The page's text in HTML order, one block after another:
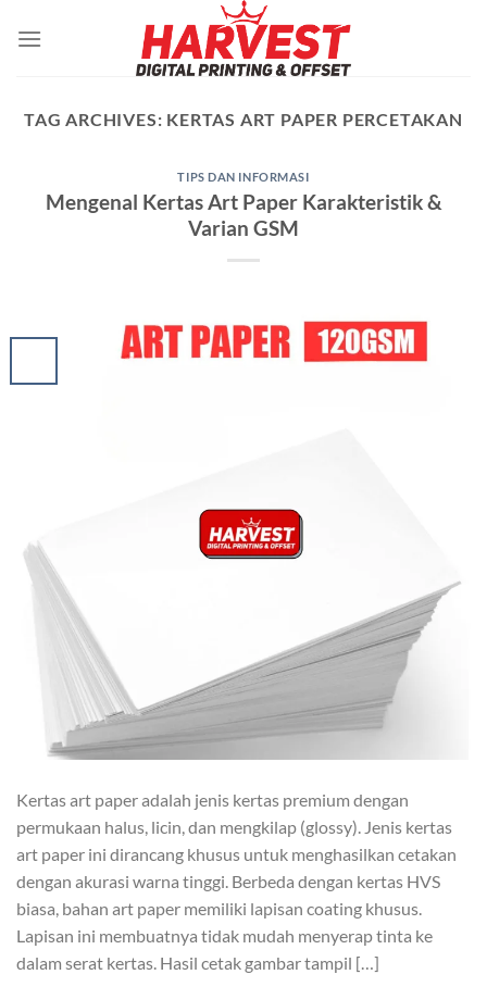
TAG ARCHIVES: KERTAS ART PAPER PERCETAKAN
TIPS DAN INFORMASI
Mengenal Kertas Art Paper Karakteristik &
Varian GSM
Kertas art paper adalah jenis kertas premium dengan
permukaan halus, licin, dan mengkilap (glossy). Jenis kertas
art paper ini dirancang khusus untuk menghasilkan cetakan
dengan akurasi warna tinggi. Berbeda dengan kertas HVS
biasa, bahan art paper memiliki lapisan coating khusus.
Lapisan ini membuatnya tidak mudah menyerap tinta ke
dalam serat kertas. Hasil cetak gambar tampil […]